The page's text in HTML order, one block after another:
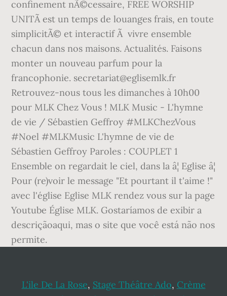
L'ile De La Rose, Stage Théâtre Ado, Crème